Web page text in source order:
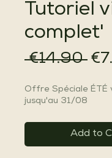
Tutoriel
complet'
€14.90
Offre Spéciale ÉTÉ
jusqu'au 31/08
Add to